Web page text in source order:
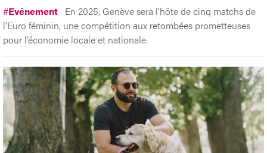
#Evénement En 2025, Genève sera l’hôte de cinq matchs de
l’Euro féminin, une compétition aux retombées prometteuses
pour l’économie locale et nationale.